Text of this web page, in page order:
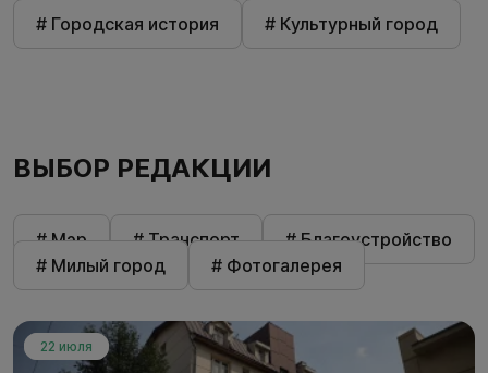
# Городская история # Культурный город
ВЫБОР РЕДАКЦИИ
# Мэр # Транспорт
# Благоустройство
# Милый город
# Фотогалерея
22 июля